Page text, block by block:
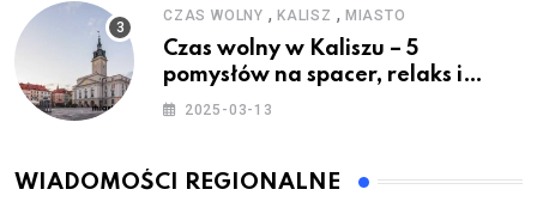
CZAS WOLNY , KALISZ , MIASTO
Czas wolny w Kaliszu – 5
pomysłów na spacer, relaks i
rodzinne atrakcje
2025-03-13
WIADOMOŚCI REGIONALNE